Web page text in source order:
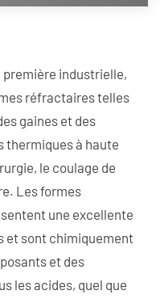
première industrielle,
réfractaires telles
gaines et des
thermiques à haute
le coulage de
Les formes
une excellente
et sont chimiquement
et des
les acides, quel que